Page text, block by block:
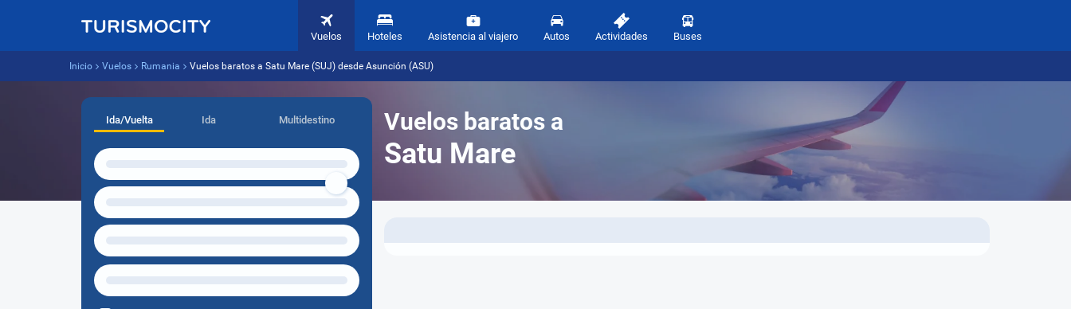
Vuelos Hoteles Asistencia al viajero Autos Actividades Buses
Inicio Vuelos Rumania Vuelos baratos a Satu Mare (SUJ) desde Asunción (ASU)
Vuelos baratos a
Satu Mare
Ida/Vuelta Ida Multidestino